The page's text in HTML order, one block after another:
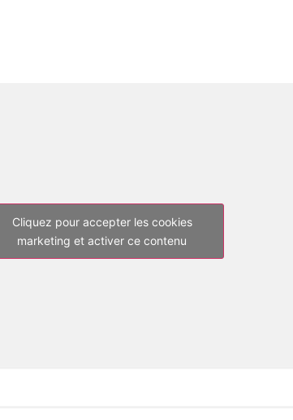
Cliquez pour accepter les cookies
marketing et activer ce contenu